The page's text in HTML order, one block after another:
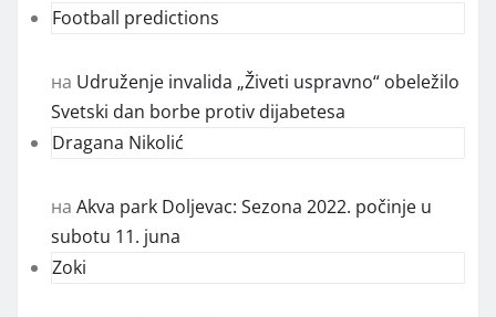
Football predictions
на Udruženje invalida „Živeti uspravno“ obeležilo
Svetski dan borbe protiv dijabetesa
Dragana Nikolić
на Akva park Doljevac: Sezona 2022. počinje u
subotu 11. juna
Zoki